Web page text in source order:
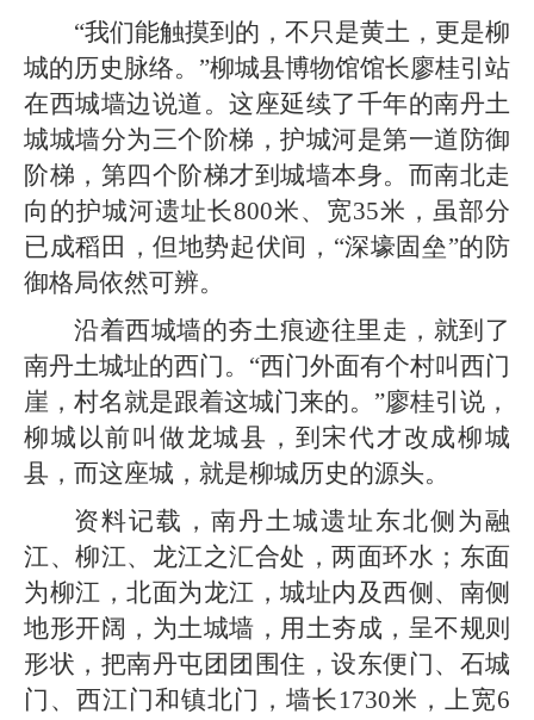
“我们能触摸到的，不只是黄土，更是柳
城的历史脉络。”柳城县博物馆馆长廖桂引站
在西城墙边说道。这座延续了千年的南丹土
城城墙分为三个阶梯，护城河是第一道防御
阶梯，第四个阶梯才到城墙本身。而南北走
向的护城河遗址长800米、宽35米，虽部分
已成稻田，但地势起伏间，“深壕固垒”的防
御格局依然可辨。
沿着西城墙的夯土痕迹往里走，就到了
南丹土城址的西门。“西门外面有个村叫西门
崖，村名就是跟着这城门来的。”廖桂引说，
柳城以前叫做龙城县，到宋代才改成柳城
县，而这座城，就是柳城历史的源头。
资料记载，南丹土城遗址东北侧为融
江、柳江、龙江之汇合处，两面环水；东面
为柳江，北面为龙江，城址内及西侧、南侧
地形开阔，为土城墙，用土夯成，呈不规则
形状，把南丹屯团团围住，设东便门、石城
门、西江门和镇北门，墙长1730米，上宽6